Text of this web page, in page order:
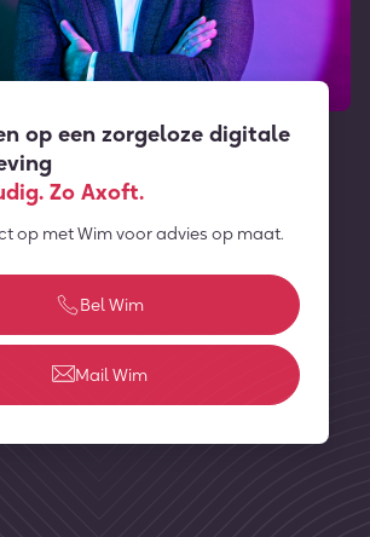
op een zorgeloze digitale
Zo Axoft.
op met Wim voor advies op maat.
Bel Wim
Mail Wim